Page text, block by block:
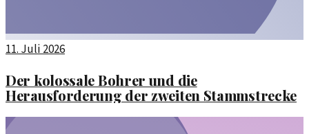
11. Juli 2026
Der kolossale Bohrer und die
Herausforderung der zweiten Stammstrecke